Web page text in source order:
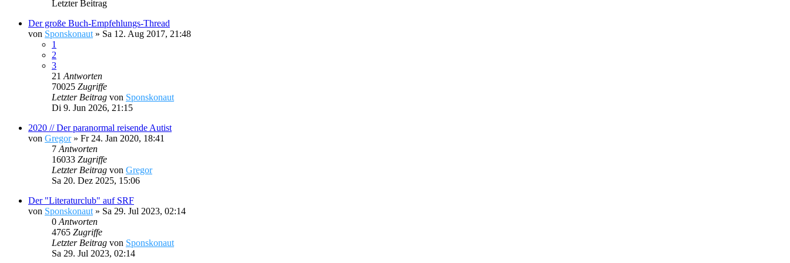
Letzter Beitrag
Der große Buch-Empfehlungs-Thread
von Sponskonaut » Sa 12. Aug 2017, 21:48
1
2
3
21 Antworten
70025 Zugriffe
Letzter Beitrag von Sponskonaut
Di 9. Jun 2026, 21:15
2020 // Der paranormal reisende Autist
von Gregor» Fr 24. Jan 2020, 18:41
7 Antworten
16033 Zugriffe
Letzter Beitrag von Gregor
Sa 20. Dez 2025, 15:06
Der "Literaturclub" auf SRF
von Sponskonaut » Sa 29. Jul 2023, 02:14
0 Antworten
4765 Zugriffe
Letzter Beitrag von Sponskonaut
Sa 29. Jul 2023, 02:14